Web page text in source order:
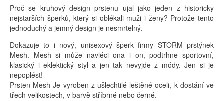
Proč se kruhový design prstenu ujal jako jeden z historicky
nejstarších šperků, který si oblékali muži i ženy? Protože tento
jednoduchý a jemný design je nesmrtelný.
Dokazuje to i nový, unisexový šperk firmy STORM prstýnek
Mesh. Mesh si může navléci ona i on, podtrhne sportovní,
klasický i eklektický styl a jen tak nevyjde z módy. Jen si je
nepoplést!
Prsten Mesh Je vyroben z ušlechtilé leštěné oceli, k dostání ve
třech velikostech, v barvě stříbrné nebo černé.